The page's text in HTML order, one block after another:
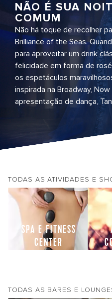
NÃO É SUA
COMUM
Não há toque de recolher
Brilliance of the Seas.
para aproveitar um drink
felicidade em forma de
os espetáculos
inspirada na Broadway,
apresentação de dança,
TODAS AS ATIVIDADES E
SPA E FITNESS
CENTER
TODAS AS BARES E